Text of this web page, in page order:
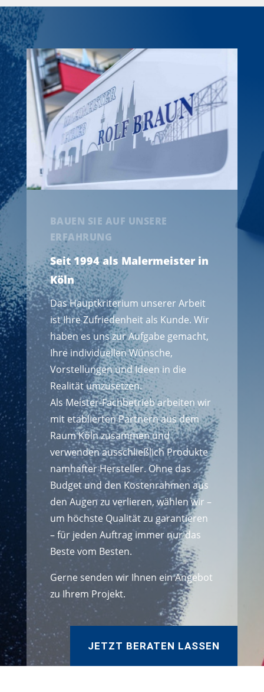
BAUEN SIE AUF UNSERE
ERFAHRUNG
Seit 1994 als Malermeister in
Köln
Das Hauptkriterium unserer Arbeit
ist Ihre Zufriedenheit als Kunde. Wir
haben es uns zur Aufgabe gemacht,
Ihre individuellen Wünsche,
Vorstellungen und Ideen in die
Realität umzusetzen.
Als Meister-Fachbetrieb arbeiten wir
mit etablierten Partnern aus dem
Raum Köln zusammen und
verwenden ausschließlich Produkte
namhafter Hersteller. Ohne das
Budget und den Kostenrahmen aus
den Augen zu verlieren, wählen wir –
um höchste Qualität zu garantieren
– für jeden Auftrag immer nur das
Beste vom Besten.
Gerne senden wir Ihnen ein Angebot
zu Ihrem Projekt.
JETZT BERATEN LASSEN